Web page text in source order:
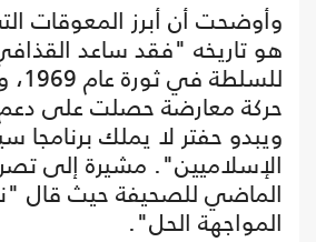
وأوضحت أن أبرز المعوقات
هو تاريخه "فقد ساعد
ويبدو حفتر لا يملك برنامجا
الإسلاميين". مشيرة إلى
الماضي للصحيفة حيث قال
المواجهة الحل".